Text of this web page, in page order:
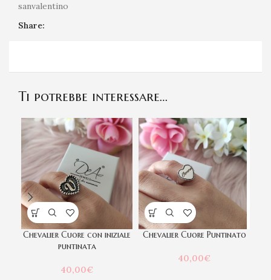
sanvalentino
Share:
Ti potrebbe interessare…
Chevalier Cuore con iniziale
puntinata
40,00€
Chevalier Cuore Puntinato
40,00€